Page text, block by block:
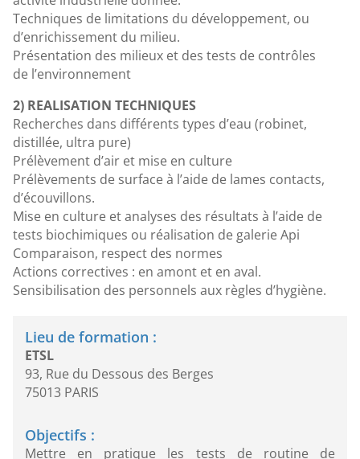
Techniques de limitations du développement, ou
d’enrichissement du milieu.
Présentation des milieux et des tests de contrôles
de l’environnement
2) REALISATION TECHNIQUES
Recherches dans différents types d’eau (robinet,
distillée, ultra pure)
Prélèvement d’air et mise en culture
Prélèvements de surface à l’aide de lames contacts,
d’écouvillons.
Mise en culture et analyses des résultats à l’aide de
tests biochimiques ou réalisation de galerie Api
Comparaison, respect des normes
Actions correctives : en amont et en aval.
Sensibilisation des personnels aux règles d’hygiène.
Lieu de formation :
ETSL
93, Rue du Dessous des Berges
75013 PARIS
Objectifs :
Mettre en pratique les tests de routine de